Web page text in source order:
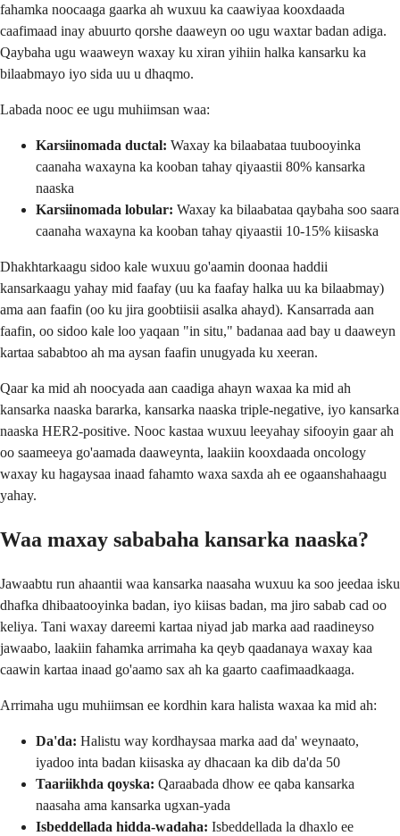
fahamka noocaaga gaarka ah wuxuu ka caawiyaa kooxdaada
caafimaad inay abuurto qorshe daaweyn oo ugu waxtar badan adiga.
Qaybaha ugu waaweyn waxay ku xiran yihiin halka kansarku ka
bilaabmayo iyo sida uu u dhaqmo.
Labada nooc ee ugu muhiimsan waa:
Karsiinomada ductal: Waxay ka bilaabataa tuubooyinka
caanaha waxayna ka kooban tahay qiyaastii 80% kansarka
naaska
Karsiinomada lobular: Waxay ka bilaabataa qaybaha soo saara
caanaha waxayna ka kooban tahay qiyaastii 10-15% kiisaska
Dhakhtarkaagu sidoo kale wuxuu go'aamin doonaa haddii
kansarkaagu yahay mid faafay (uu ka faafay halka uu ka bilaabmay)
ama aan faafin (oo ku jira goobtiisii ​​asalka ahayd). Kansarrada aan
faafin, oo sidoo kale loo yaqaan "in situ," badanaa aad bay u daaweyn
kartaa sababtoo ah ma aysan faafin unugyada ku xeeran.
Qaar ka mid ah noocyada aan caadiga ahayn waxaa ka mid ah
kansarka naaska bararka, kansarka naaska triple-negative, iyo kansarka
naaska HER2-positive. Nooc kastaa wuxuu leeyahay sifooyin gaar ah
oo saameeya go'aamada daaweynta, laakiin kooxdaada oncology
waxay ku hagaysaa inaad fahamto waxa saxda ah ee ogaanshahaagu
yahay.
Waa maxay sababaha kansarka naaska?
Jawaabtu run ahaantii waa kansarka naasaha wuxuu ka soo jeedaa isku
dhafka dhibaatooyinka badan, iyo kiisas badan, ma jiro sabab cad oo
keliya. Tani waxay dareemi kartaa niyad jab marka aad raadineyso
jawaabo, laakiin fahamka arrimaha ka qeyb qaadanaya waxay kaa
caawin kartaa inaad go'aamo sax ah ka gaarto caafimaadkaaga.
Arrimaha ugu muhiimsan ee kordhin kara halista waxaa ka mid ah:
Da'da: Halistu way kordhaysaa marka aad da' weynaato,
iyadoo inta badan kiisaska ay dhacaan ka dib da'da 50
Taariikhda qoyska: Qaraabada dhow ee qaba kansarka
naasaha ama kansarka ugxan-yada
Isbeddellada hidda-wadaha: Isbeddellada la dhaxlo ee